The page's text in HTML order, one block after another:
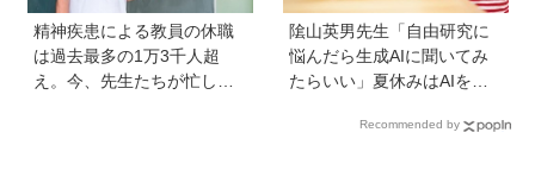
精神疾患による教員の休職
は過去最多の1万3千人超
え。今、先生たちが忙しす
隂山英男先生「自由研究に
悩んだら生成AIに聞いてみ
たらいい」夏休みはAIを活
今しかできないことをして
Recommended by